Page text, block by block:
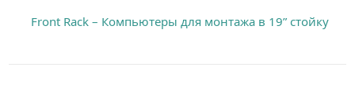
Front Rack – Компьютеры для монтажа в 19” стойку